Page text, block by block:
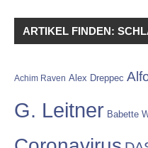
ARTIKEL FINDEN:
Achim Raven Alex Dreppec
G. Leitner Babette